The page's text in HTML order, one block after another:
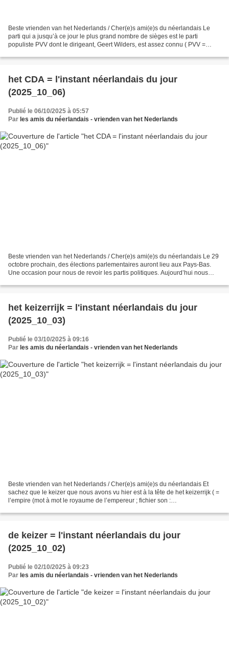
Beste vrienden van het Nederlands / Cher(e)s ami(e)s du néerlandais Le
parti qui a jusqu’à ce jour le plus grand nombre de sièges est le parti
populiste PVV dont le dirigeant, Geert Wilders, est assez connu ( PVV =
het CDA = l'instant néerlandais du jour
(2025_10_06)
Publié le 06/10/2025 à 05:57
Par les amis du néerlandais - vrienden van het Nederlands
Beste vrienden van het Nederlands / Cher(e)s ami(e)s du néerlandais Le 29
octobre prochain, des élections parlementaires auront lieu aux Pays-Bas.
Une occasion pour nous de revoir les partis politiques. Aujourd’hui nous
het keizerrijk = l'instant néerlandais du jour
(2025_10_03)
Publié le 03/10/2025 à 09:16
Par les amis du néerlandais - vrienden van het Nederlands
Beste vrienden van het Nederlands / Cher(e)s ami(e)s du néerlandais Et
sachez que le keizer que nous avons vu hier est à la tête de het keizerrijk ( =
l’empire (mot à mot le royaume de l’empereur ; fichier son :
de keizer = l'instant néerlandais du jour
(2025_10_02)
Publié le 02/10/2025 à 09:23
Par les amis du néerlandais - vrienden van het Nederlands